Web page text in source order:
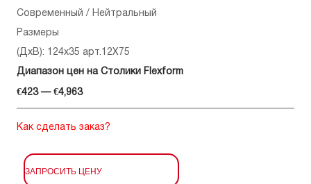
Современный / Нейтральный
Размеры
(ДхВ): 124x35 арт.12X75
Диапазон цен на Столики Flexform
€423 — €4,963
Как сделать заказ?
ЗАПРОСИТЬ ЦЕНУ